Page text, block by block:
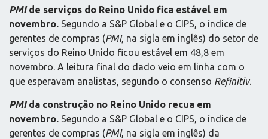
PMIde serviços do Reino Unido fica estável em
novembro. Segundo a S&P Global e o CIPS, o índice de
gerentes de compras (PMI, na sigla em inglês) do setor de
serviços do Reino Unido ficou estável em 48,8 em
novembro. A leitura final do dado veio em linha com o
que esperavam analistas, segundo o consenso Refinitiv.
PMIda construção no Reino Unido recua em
novembro. Segundo a S&P Global e o CIPS, o índice de
gerentes de compras (PMI, na sigla em inglês) da